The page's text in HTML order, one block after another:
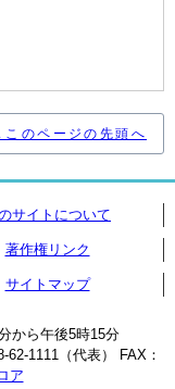
のページの先頭へ
サイトについて
著作権リンク
サイトマップ
ら午後5時15分
1111（代表） FAX：
ア